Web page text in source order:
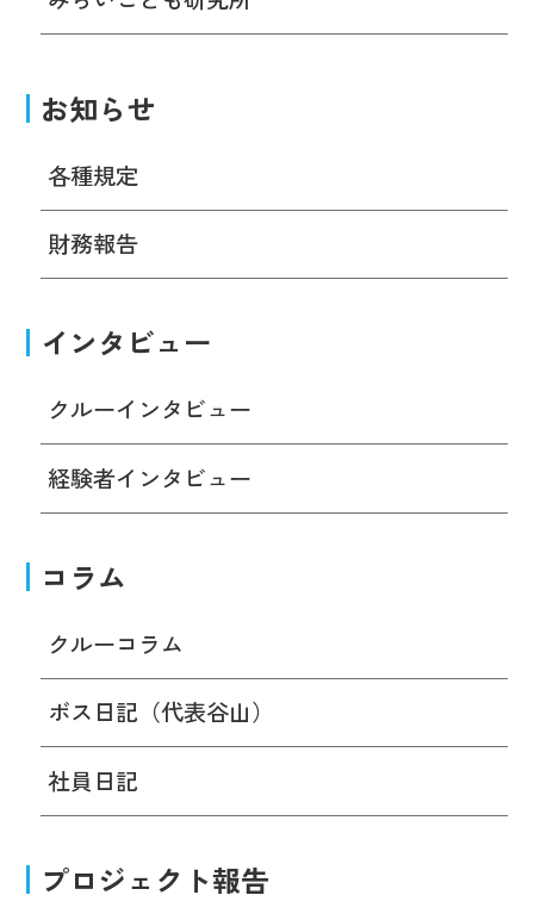
お知らせ
各種規定
財務報告
インタビュー
クルーインタビュー
経験者インタビュー
コラム
クルーコラム
ボス日記（代表谷山）
社員日記
プロジェクト報告